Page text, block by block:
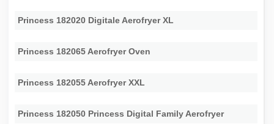
Princess 182020 Digitale Aerofryer XL
Princess 182065 Aerofryer Oven
Princess 182055 Aerofryer XXL
Princess 182050 Princess Digital Family Aerofryer